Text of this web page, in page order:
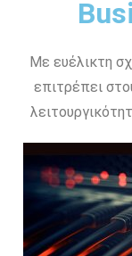
Με ευέλικτη
επιτρέπει